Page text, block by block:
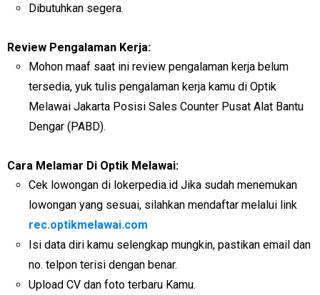
Dibutuhkan segera.
Review Pengalaman Kerja:
Mohon maaf saat ini review pengalaman kerja belum
tersedia, yuk tulis pengalaman kerja kamu di Optik
Melawai Jakarta Posisi Sales Counter Pusat Alat Bantu
Dengar (PABD).
Cara Melamar Di Optik Melawai:
Cek lowongan di lokerpedia.id Jika sudah menemukan
lowongan yang sesuai, silahkan mendaftar melalui link
rec.optikmelawai.com
Isi data diri kamu selengkap mungkin, pastikan email dan
no. telpon terisi dengan benar.
Upload CV dan foto terbaru Kamu.